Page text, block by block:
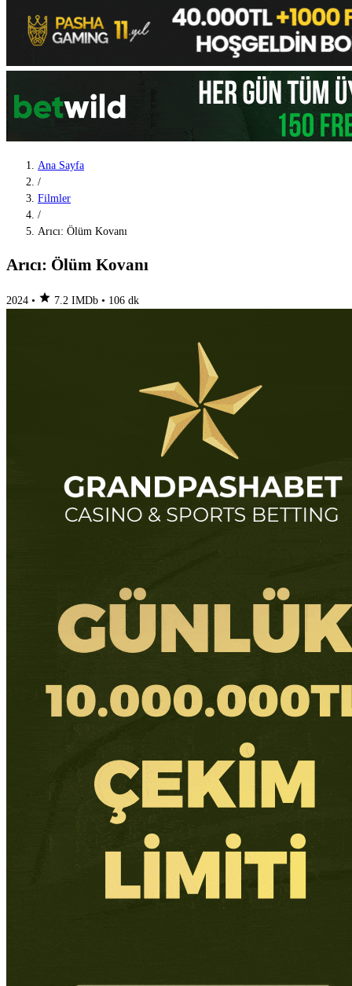
Ana Sayfa
/
Filmler
/
Arıcı: Ölüm Kovanı
Arıcı: Ölüm Kovanı
2024 • star 7.2 IMDb • 106 dk